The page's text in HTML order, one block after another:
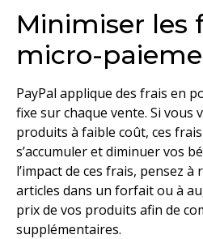
Minimiser les
micro-
PayPal applique des frais en
fixe sur chaque vente. Si vous
produits à faible coût, ces
s’accumuler et diminuer vos
l’impact de ces frais, pensez
articles dans un forfait ou à
prix de vos produits afin de
supplémentaires.